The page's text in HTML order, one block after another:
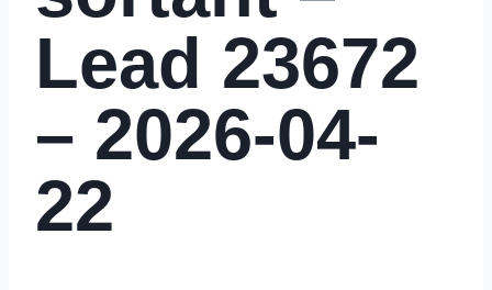
Lead 23672
– 2026-04-
22